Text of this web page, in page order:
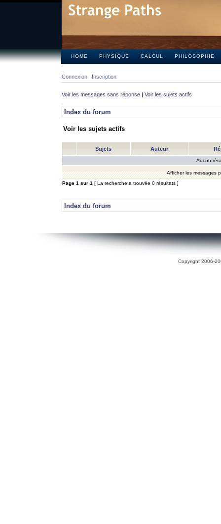
HOME PHYSIQUE CALCUL PHILOSOPHIE
Connexion Inscription
Voir les messages sans réponse | Voir les sujets actifs
Index du forum
Voir les sujets actifs
Sujets Auteur
Aucun
Afficher les messages
Page 1 sur 1 [ La recherche a trouvée 0 résultats ]
Index du forum
Copyright 2006-